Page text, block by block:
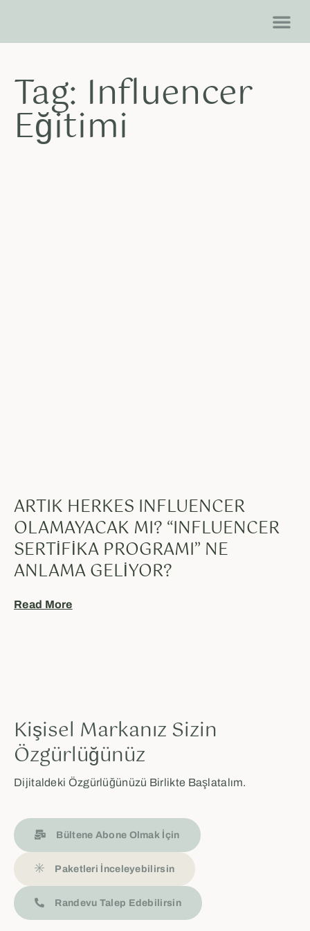
Tag: Influencer
Eğitimi
ARTIK HERKES INFLUENCER
OLAMAYACAK MI? “INFLUENCER
SERTIFIKA PROGRAMI” NE
ANLAMA GELIYOR?
Read More
Kişisel Markanız Sizin
Özgürlüğünüz
Dijitaldeki Özgürlüğünüzü Birlikte Başlatalım.
Bültene Abone Olmak İçin
Paketleri İnceleyebilirsin
Randevu Talep Edebilirsin